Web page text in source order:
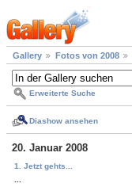
Gallery Fotos von 2008
Erweiterte Suche
Diashow ansehen
20. Januar 2008
1. Jetzt gehts...